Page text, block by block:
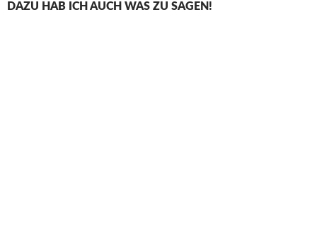
DAZU HAB ICH AUCH WAS ZU SAGEN!